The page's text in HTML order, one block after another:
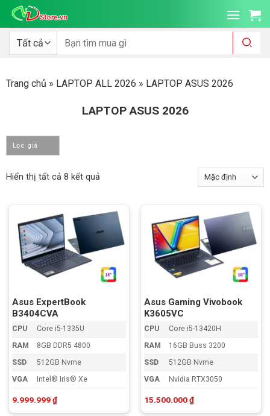
qua
dung
Tìm
kiếm:
Trang chủ » LAPTOP ALL 2026 » LAPTOP ASUS 2026
LAPTOP ASUS 2026
Lọc giá
Hiển thị tất cả 8 kết quả
Asus ExpertBook
B3404CVA
CPU
Core i5-1335U
RAM
8GB DDR5 4800
SSD
512GB Nvme
VGA
Intel® Iris® Xe
9.999.999₫
Asus Gaming Vivobook
K3605VC
CPU
Core i5-13420H
RAM
16GB Buss 3200
SSD
512GB Nvme
VGA
Nvidia RTX3050
15.500.000₫